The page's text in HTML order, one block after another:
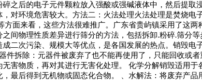
后的电子元件颗粒放入强酸或强碱液体中，然后提取
对环境危害较大。方法二：火法处理火法处理是焚烧电
面来看，这些方法很难推广。广东省贵屿镇采用了这
间物理性质差异进行筛分的方法，包括拆卸.粉碎.筛分
二次污染、规模大等优点，是各国发展的热点。销毁
件拆除：元器件被废弃了也不能再使用了，只能回收或
害物质，再对其进行无害化处理。 化学分解销毁适用
最后得到无机物或固态化合物。 、水解法：将废弃产